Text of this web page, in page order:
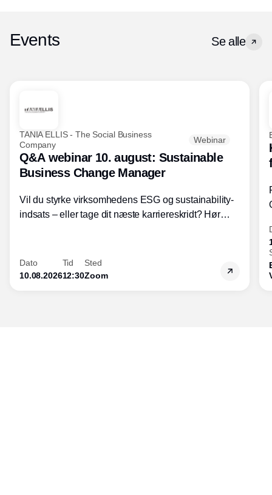
Events Se alle
TANIA ELLIS - The Social Business
Company
Webinar
Q&A webinar 10. august: Sustainable
Business Change Manager
Vil du styrke virksomhedens ESG og sustainability-
indsats – eller tage dit næste karriereskridt? Hør
inden for bæredygtig forretningsudvikling - så du
skaber værdi for både samfund og bundlinje.
Dato
10.08.2026
Tid
12:30
Sted
Zoom